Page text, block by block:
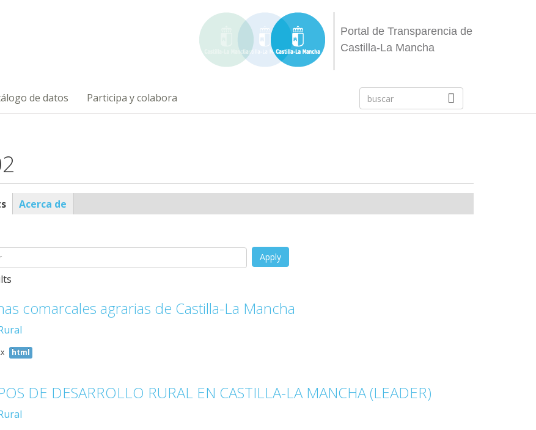
Portal de Transparencia de
Castilla-La Mancha
de datos Participa y colabora
(solapa
activa)
Acerca de
comarcales agrarias de Castilla-La Mancha
html
DE DESARROLLO RURAL EN CASTILLA-LA MANCHA (LEADER)